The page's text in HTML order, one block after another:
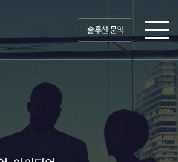
솔루션 문의